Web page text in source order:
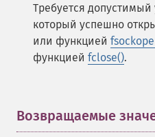
Требуется
который успешно
или функцией
функцией fclose().
Возвращаемые